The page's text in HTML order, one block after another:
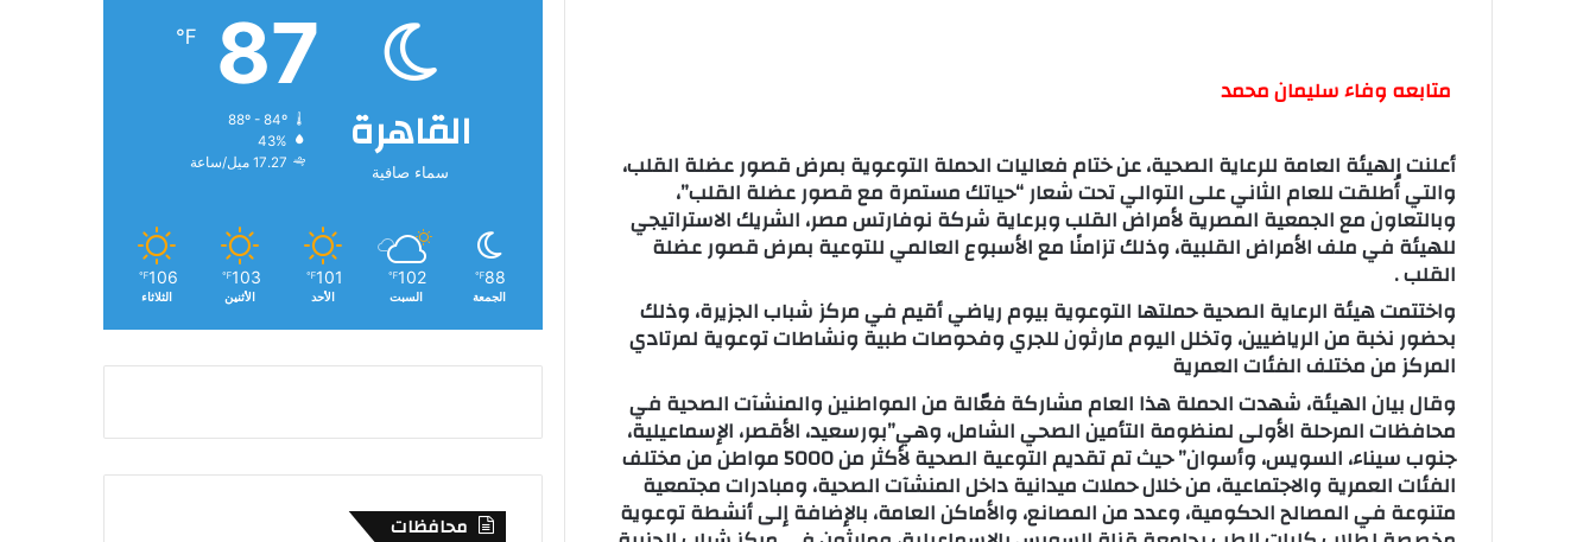
متابعه وفاء سليمان محمد
أعلنت الهيئة العامة للرعاية الصحية، عن ختام فعاليات الحملة التوعوية بمرض قصور عضلة القلب،
والتي أُطلقت للعام الثاني على التوالي تحت شعار “حياتك مستمرة مع قصور عضلة القلب”،
وبالتعاون مع الجمعية المصرية لأمراض القلب وبرعاية شركة نوفارتس مصر، الشريك الاستراتيجي
للهيئة في ملف الأمراض القلبية، وذلك تزامنًا مع الأسبوع العالمي للتوعية بمرض قصور عضلة
القلب .
واختتمت هيئة الرعاية الصحية حملتها التوعوية بيوم رياضي أقيم في مركز شباب الجزيرة، وذلك
بحضور نخبة من الرياضيين، وتخلل اليوم مارثون للجري وفحوصات طبية ونشاطات توعوية لمرتادي
المركز من مختلف الفئات العمرية
وقال بيان الهيئة، شهدت الحملة هذا العام مشاركة فعّالة من المواطنين والمنشآت الصحية في
محافظات المرحلة الأولى لمنظومة التأمين الصحي الشامل، وهي”بورسعيد، الأقصر، الإسماعيلية،
جنوب سيناء، السويس، وأسوان” حيث تم تقديم التوعية الصحية لأكثر من 5000 مواطن من مختلف
الفئات العمرية والاجتماعية، من خلال حملات ميدانية داخل المنشآت الصحية، ومبادرات مجتمعية
متنوعة في المصالح الحكومية، وعدد من المصانع، والأماكن العامة، بالإضافة إلى أنشطة توعوية
القاهرة
سماء صافية
87
℉
88º - 84º
43%
17.27 ميل/ساعة
88
℉
الجمعة
102
℉
السبت
101
℉
الأحد
103
℉
الأثنين
106
℉
الثلاثاء
محافظات